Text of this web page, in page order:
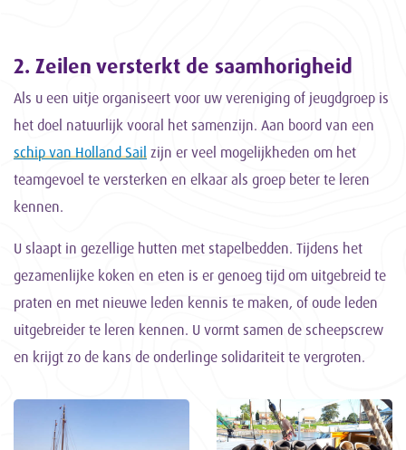
2. Zeilen versterkt de saamhorigheid
Als u een uitje organiseert voor uw vereniging of jeugdgroep is
het doel natuurlijk vooral het samenzijn. Aan boord van een
schip van Holland Sail zijn er veel mogelijkheden om het
teamgevoel te versterken en elkaar als groep beter te leren
kennen.
U slaapt in gezellige hutten met stapelbedden. Tijdens het
gezamenlijke koken en eten is er genoeg tijd om uitgebreid te
praten en met nieuwe leden kennis te maken, of oude leden
uitgebreider te leren kennen. U vormt samen de scheepscrew
en krijgt zo de kans de onderlinge solidariteit te vergroten.